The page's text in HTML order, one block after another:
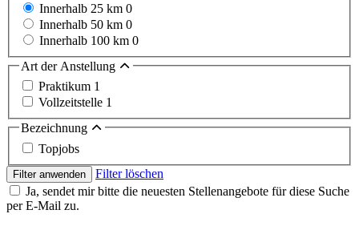
Innerhalb 25 km 0
Innerhalb 50 km 0
Innerhalb 100 km 0
Art der Anstellung
Praktikum 1
Vollzeitstelle 1
Bezeichnung
Topjobs
Filter anwenden
Filter löschen
Ja, sendet mir bitte die neuesten Stellenangebote für diese Suche
per E-Mail zu.